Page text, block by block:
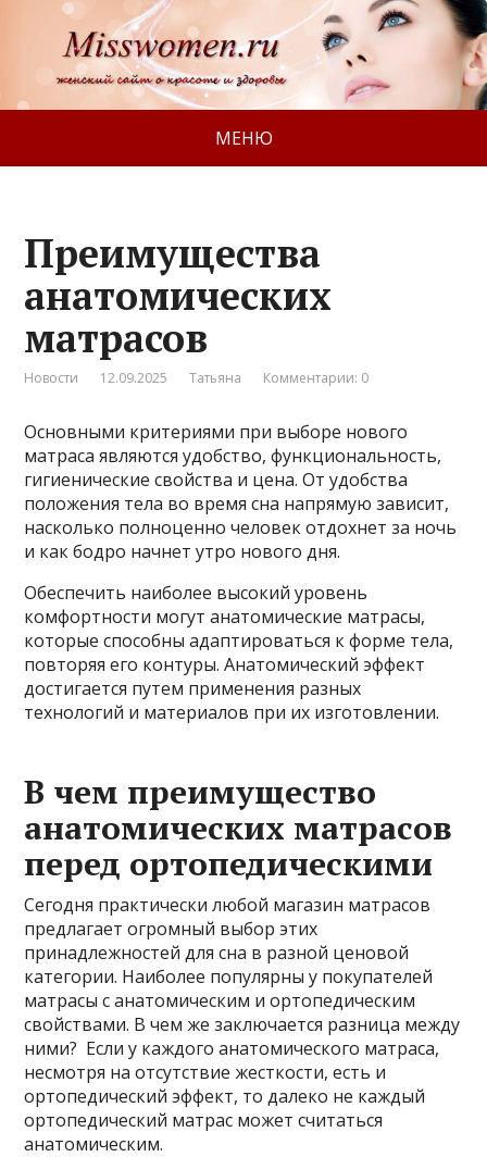
МЕНЮ
Преимущества
анатомических
матрасов
Новости 12.09.2025 Татьяна Комментарии: 0
Основными критериями при выборе нового
матраса являются удобство, функциональность,
гигиенические свойства и цена. От удобства
положения тела во время сна напрямую зависит,
насколько полноценно человек отдохнет за ночь
и как бодро начнет утро нового дня.
Обеспечить наиболее высокий уровень
комфортности могут анатомические матрасы,
которые способны адаптироваться к форме тела,
повторяя его контуры. Анатомический эффект
достигается путем применения разных
технологий и материалов при их изготовлении.
В чем преимущество
анатомических матрасов
перед ортопедическими
Сегодня практически любой магазин матрасов
предлагает огромный выбор этих
принадлежностей для сна в разной ценовой
категории. Наиболее популярны у покупателей
матрасы с анатомическим и ортопедическим
свойствами. В чем же заключается разница между
ними? Если у каждого анатомического матраса,
несмотря на отсутствие жесткости, есть и
ортопедический эффект, то далеко не каждый
ортопедический матрас может считаться
анатомическим.